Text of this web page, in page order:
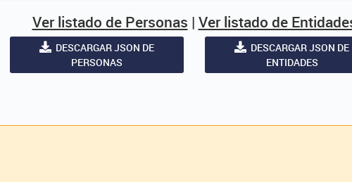
Ver listado de Personas | Ver listado de
DESCARGAR JSON DE
PERSONAS
DESCARGAR JSON DE
ENTIDADES